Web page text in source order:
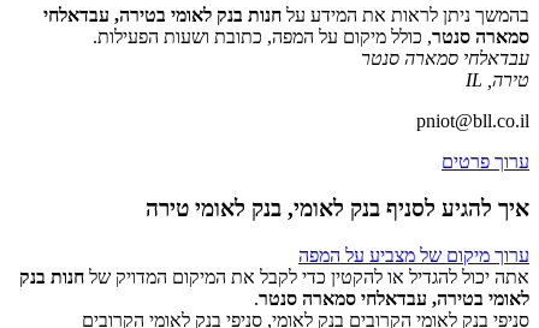
בהמשך ניתן לראות את המידע על חנות בנק לאומי בטירה, עבדאלחי
סמארה סנטר, כולל מיקום על המפה, כתובת ושעות הפעילות.
עבדאלחי סמארה סנטר
טירה IL
pniot@bll.co.il
ערוך פרטים
איך להגיע לסניף בנק לאומי, בנק לאומי טירה
‏דף זה לא יכול לטעון את מפות Google כראוי.
ערוך מיקום של מצביע על המפה
אתה יכול להגדיל או להקטין כדי לקבל את המיקום המדויק של חנות בנק
לאומי בטירה, עבדאלחי סמארה סנטר.
סניפי בנק לאומי הקרובים בנק לאומי, סניפי בנק לאומי הקרובים